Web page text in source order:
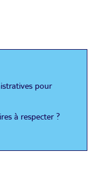
pour
à respecter ?